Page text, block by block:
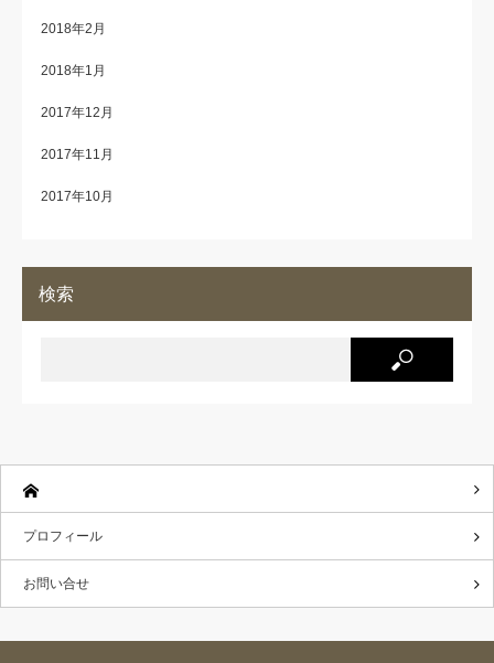
2018年2月
2018年1月
2017年12月
2017年11月
2017年10月
検索
プロフィール
お問い合せ